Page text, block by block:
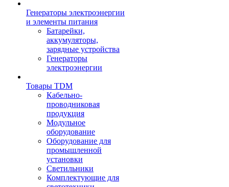
Генераторы электроэнергии
и элементы питания
Батарейки,
аккумуляторы,
зарядные устройства
Генераторы
электроэнергии
Товары TDM
Кабельно-
проводниковая
продукция
Модульное
оборудование
Оборудование для
промышленной
установки
Светильники
Комплектующие для